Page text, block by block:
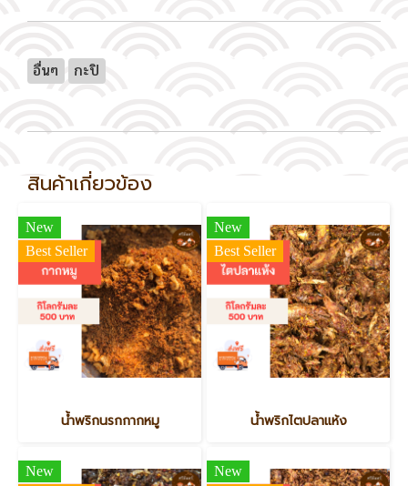
อื่นๆ กะปิ
สินค้าเกี่ยวข้อง
New
Best Seller
น้ำพริกนรกกากหมู
New
Best Seller
น้ำพริกไตปลาแห้ง
New
New